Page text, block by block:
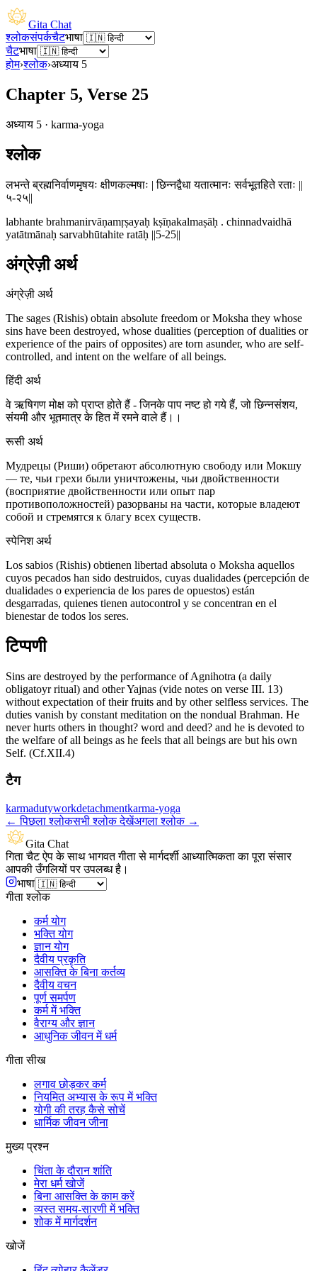
Gita Chat
श्लोकसंपर्कचैटभाषा
चैटभाषा
होम›श्लोक›अध्याय 5
Chapter 5, Verse 25
अध्याय 5 · karma-yoga
श्लोक
लभन्ते ब्रह्मनिर्वाणमृषयः क्षीणकल्मषाः | छिन्नद्वैधा यतात्मानः सर्वभूतहिते रताः ||
५-२५||
labhante brahmanirvāṇamṛṣayaḥ kṣīṇakalmaṣāḥ . chinnadvaidhā
yatātmānaḥ sarvabhūtahite ratāḥ ||5-25||
अंग्रेज़ी अर्थ
अंग्रेज़ी अर्थ
The sages (Rishis) obtain absolute freedom or Moksha they whose
sins have been destroyed, whose dualities (perception of dualities or
experience of the pairs of opposites) are torn asunder, who are self-
controlled, and intent on the welfare of all beings.
हिंदी अर्थ
वे ऋषिगण मोक्ष को प्राप्त होते हैं - जिनके पाप नष्ट हो गये हैं, जो छिन्नसंशय,
संयमी और भूतमात्र के हित में रमने वाले हैं।।
रूसी अर्थ
Мудрецы (Риши) обретают абсолютную свободу или Мокшу
— те, чьи грехи были уничтожены, чьи двойственности
(восприятие двойственности или опыт пар
противоположностей) разорваны на части, которые владеют
собой и стремятся к благу всех существ.
स्पेनिश अर्थ
Los sabios (Rishis) obtienen libertad absoluta o Moksha aquellos
cuyos pecados han sido destruidos, cuyas dualidades (percepción de
dualidades o experiencia de los pares de opuestos) están
desgarradas, quienes tienen autocontrol y se concentran en el
bienestar de todos los seres.
टिप्पणी
Sins are destroyed by the performance of Agnihotra (a daily
obligatoyr ritual) and other Yajnas (vide notes on verse III. 13)
without expectation of their fruits and by other selfless services. The
duties vanish by constant meditation on the nondual Brahman. He
never hurts others in thought? word and deed? and he is devoted to
the welfare of all beings as he feels that all beings are but his own
Self. (Cf.XII.4)
टैग
karmadutyworkdetachmentkarma-yoga
←पिछला श्लोकसभी श्लोक देखेंअगला श्लोक→
Gita Chat
गिता चैट ऐप के साथ भागवत गीता से मार्गदर्शी आध्यात्मिकता का पूरा संसार
आपकी उँगलियों पर उपलब्ध है।
भाषा
गीता श्लोक
कर्म योग
भक्ति योग
ज्ञान योग
दैवीय प्रकृति
आसक्ति के बिना कर्तव्य
दैवीय वचन
पूर्ण समर्पण
कर्म में भक्ति
वैराग्य और ज्ञान
आधुनिक जीवन में धर्म
गीता सीख
लगाव छोड़कर कर्म
नियमित अभ्यास के रूप में भक्ति
योगी की तरह कैसे सोचें
धार्मिक जीवन जीना
मुख्य प्रश्न
चिंता के दौरान शांति
मेरा धर्म खोजें
बिना आसक्ति के काम करें
व्यस्त समय-सारणी में भक्ति
शोक में मार्गदर्शन
खोजें